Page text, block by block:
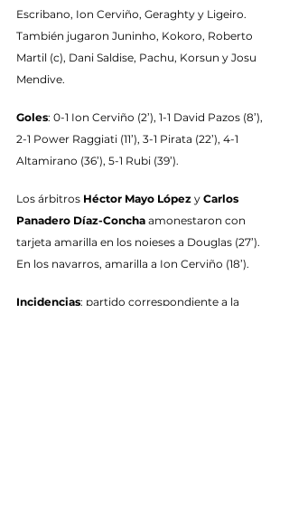
Escribano, Ion Cerviño, Geraghty y Ligeiro.
También jugaron Juninho, Kokoro, Roberto
Martil (c), Dani Saldise, Pachu, Korsun y Josu
Mendive.
Goles: 0-1 Ion Cerviño (2’), 1-1 David Pazos (8’),
2-1 Power Raggiati (11’), 3-1 Pirata (22’), 4-1
Altamirano (36’), 5-1 Rubi (39’).
Los árbitros Héctor Mayo López y Carlos
Panadero Díaz-Concha amonestaron con
tarjeta amarilla en los noieses a Douglas (27’).
En los navarros, amarilla a Ion Cerviño (18’).
Incidencias: partido correspondiente a la